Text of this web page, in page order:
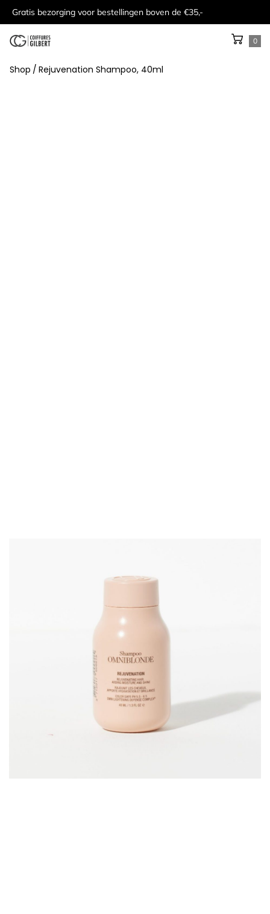
Gratis bezorging voor bestellingen boven de €35,-
0
Shop / Rejuvenation Shampoo, 40ml